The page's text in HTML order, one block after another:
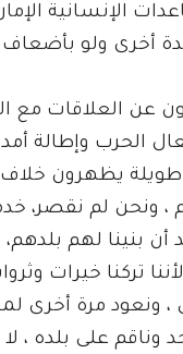
الإنسانية
ولو بأضعاف
عن العلاقات مع
الحرب وإطالة
طويلة يظهرون
، ونحن لم نقصر،
بنينا لهم بلدهم،
تركنا خيرات
ونعود مرة أخرى
وناقم على بلده